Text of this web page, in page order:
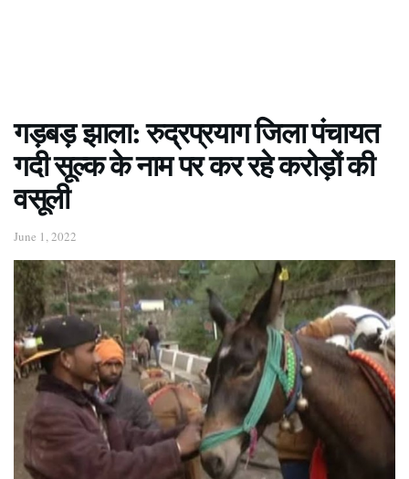
गड़बड़ झाला: रुद्रप्रयाग जिला पंचायत
गदी सूल्क के नाम पर कर रहे करोड़ों की
वसूली
June 1, 2022